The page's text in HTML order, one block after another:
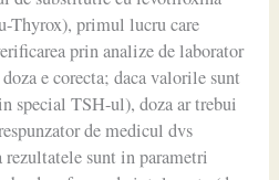
Thyrox), primul lucru care
prin analize de laborator
e corecta; daca valorile sunt
special TSH-ul), doza ar trebui
de medicul dvs
rezultatele sunt in parametri